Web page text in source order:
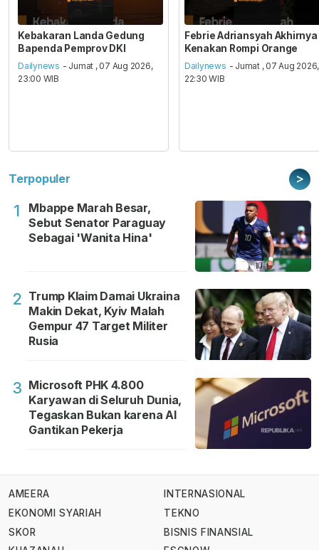
Kebakaran Landa Gedung
Bapenda Pemprov DKI
Dailynews - Jumat , 07 Aug 2026,
23:00 WIB
Febrie Adriansyah Akhirnya
Kenakan Rompi Orange
Dailynews - Jumat , 07 Aug 2026,
22:30 WIB
Terpopuler >
1
Mbappe Marah Besar,
Sebut Senator Paraguay
Sebagai 'Wanita Hina'
2 Trump Klaim Damai Ukraina
Makin Dekat, Kyiv Malah
Gempur 47 Target Militer
Rusia
3 Microsoft PHK 4.800
Karyawan di Seluruh Dunia,
Tegaskan Bukan karena AI
Gantikan Pekerja
AMEERA
EKONOMI SYARIAH
SKOR
INTERNASIONAL
TEKNO
BISNIS FINANSIAL